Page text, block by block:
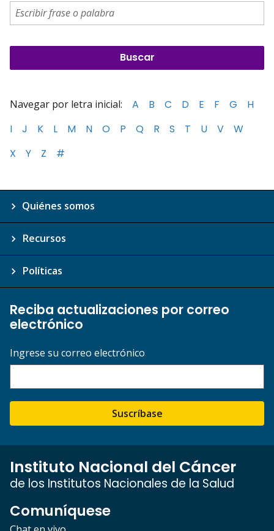
Navegar por letra inicial: A B C D E F G
H
I
J K L M N O P Q R S T U V
W
X
Y Z #
Quiénes somos
Recursos
Políticas
Reciba actualizaciones por correo
electrónico
Ingrese su correo electrónico
Suscríbase
Instituto Nacional del Cáncer
de los Institutos Nacionales de la Salud
Comuníquese